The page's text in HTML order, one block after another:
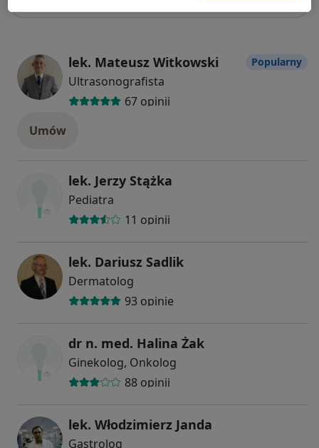
lek. Mateusz Witkowski
Ultrasonografista
67 opinii
Popularny
Umów
lek. Jerzy Stążka
Pediatra
11 opinii
lek. Dariusz Sadlik
Dermatolog
93 opinie
dr n. med. Halina Żak
Ginekolog, Onkolog
88 opinii
lek. Włodzimierz Janda
Gastrolog